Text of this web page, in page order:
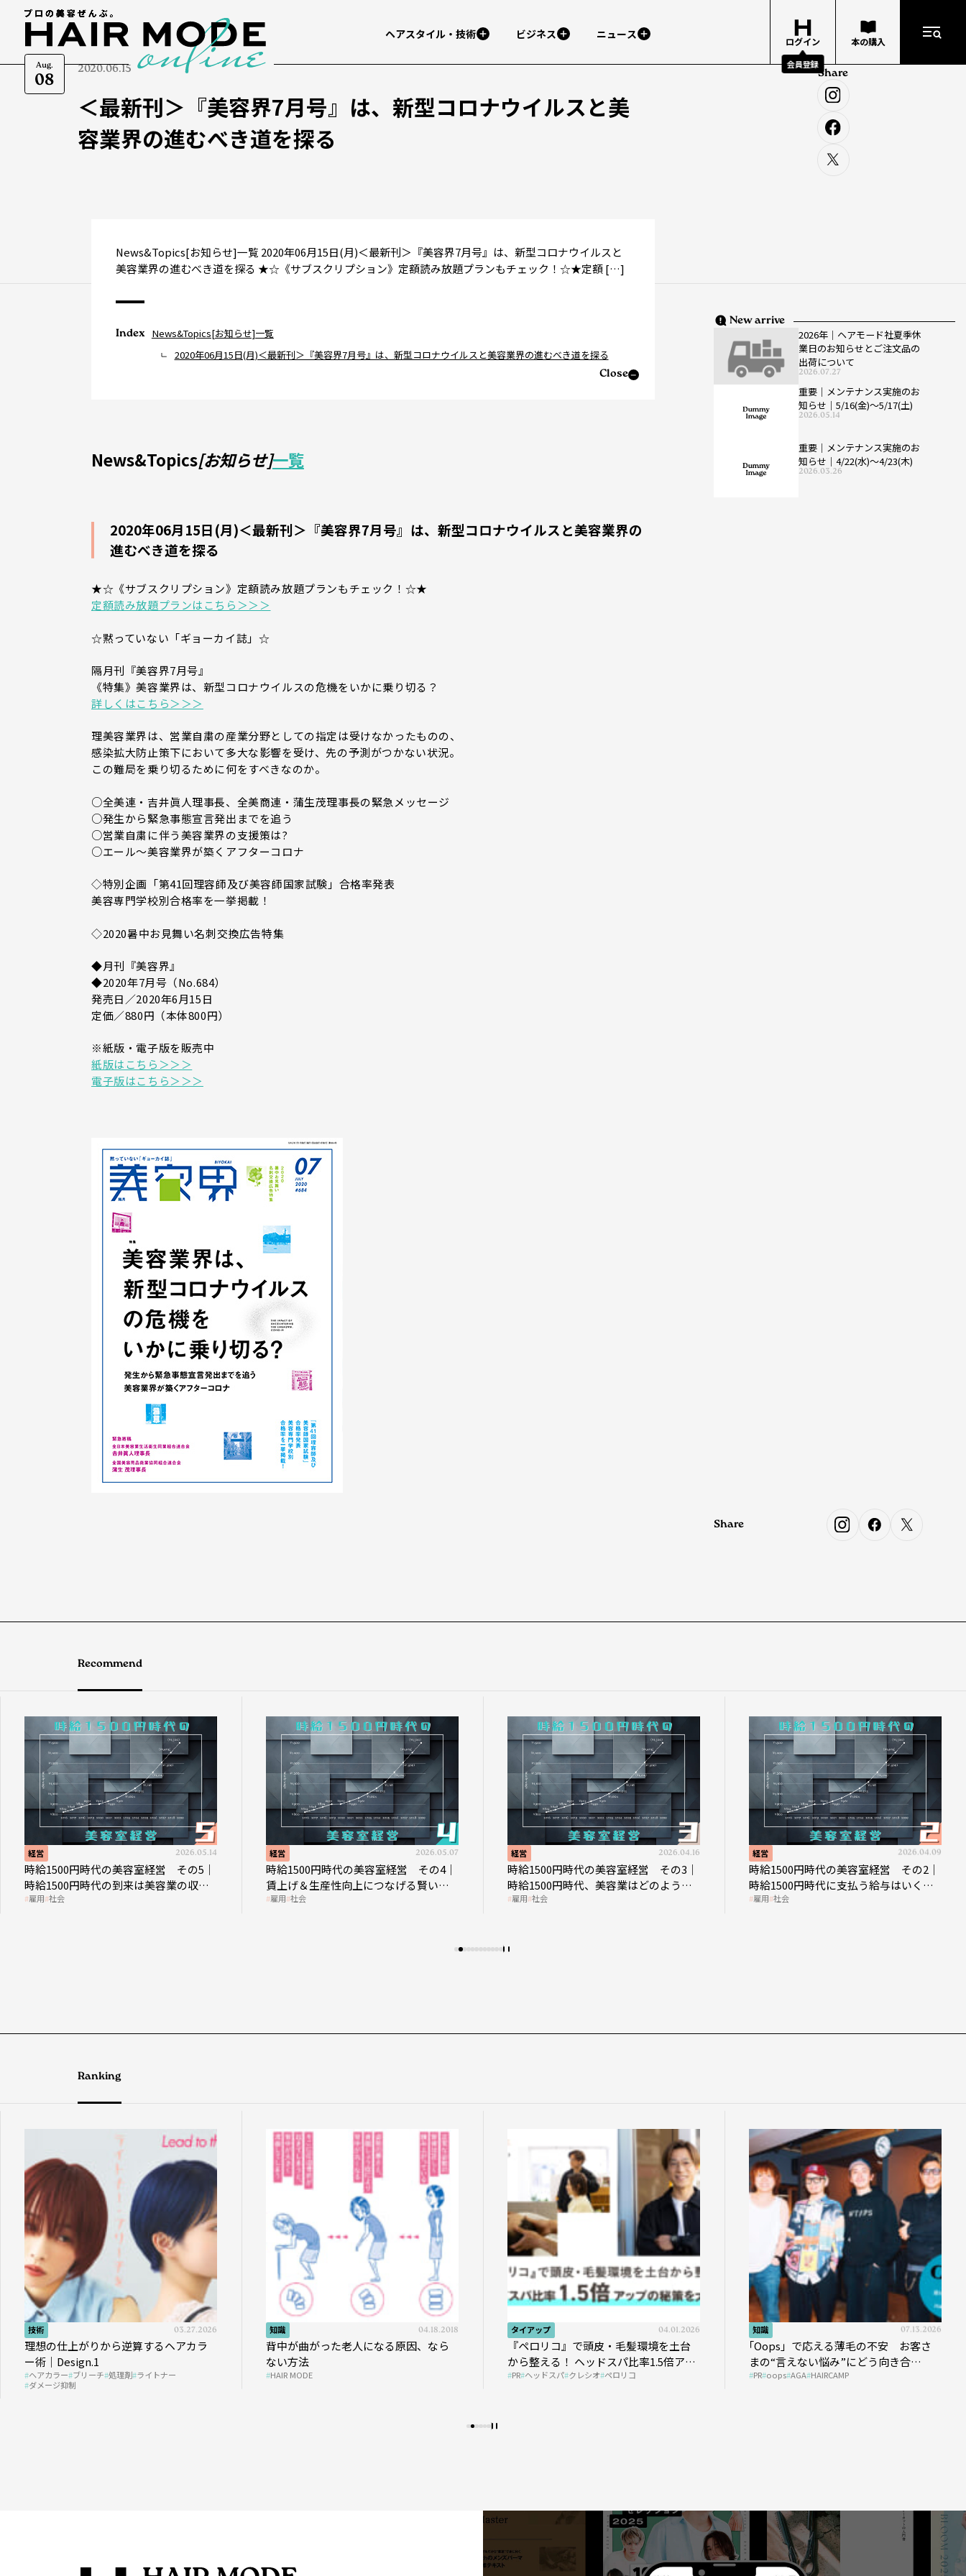
Aug.
08
ヘアスタイル・技術 ビジネス ニュース
ログイン
会員登録
本の購入
2020.06.15
＜最新刊＞『美容界7月号』は、新型コロナウイルスと美
容業界の進むべき道を探る
Share
News&Topics[お知らせ]一覧 2020年06月15日(月)＜最新刊＞『美容界7月号』は、新型コロナウイルスと
美容業界の進むべき道を探る ★☆《サブスクリプション》定額読み放題プランもチェック！☆★定額 […]
Index
Close
News&Topics[お知らせ]一覧
2020年06月15日(月)＜最新刊＞『美容界7月号』は、新型コロナウイルスと美容業界の進むべき道を探る
News&Topics[お知らせ]一覧
2020年06月15日(月)＜最新刊＞『美容界7月号』は、新型コロナウイルスと美容業界の
進むべき道を探る
★☆《サブスクリプション》定額読み放題プランもチェック！☆★
定額読み放題プランはこちら＞＞＞
☆黙っていない「ギョーカイ誌」☆
隔月刊『美容界7月号』
《特集》美容業界は、新型コロナウイルスの危機をいかに乗り切る？
詳しくはこちら＞＞＞
理美容業界は、営業自粛の産業分野としての指定は受けなかったものの、
感染拡大防止策下において多大な影響を受け、先の予測がつかない状況。
この難局を乗り切るために何をすべきなのか。
○全美連・吉井眞人理事長、全美商連・蒲生茂理事長の緊急メッセージ
○発生から緊急事態宣言発出までを追う
○営業自粛に伴う美容業界の支援策は?
○エール～美容業界が築くアフターコロナ
◇特別企画「第41回理容師及び美容師国家試験」合格率発表
美容専門学校別合格率を一挙掲載！
◇2020暑中お見舞い名刺交換広告特集
◆月刊『美容界』
◆2020年7月号（No.684）
発売日／2020年6月15日
定価／880円（本体800円）
※紙版・電子版を販売中
紙版はこちら＞＞＞
電子版はこちら＞＞＞
New arrive
2026年｜ヘアモード社夏季休
業日のお知らせとご注文品の
出荷について
2026.07.27
重要｜メンテナンス実施のお
知らせ｜5/16(金)〜5/17(土)
2026.05.14
重要｜メンテナンス実施のお
知らせ｜4/22(水)〜4/23(木)
2026.03.26
Share
Recommend
経営 2026.05.14
時給1500円時代の美容室経営 その5｜
時給1500円時代の到来は美容業の収益
構造を見直す契機
雇用 社会
経営 2026.05.07
時給1500円時代の美容室経営 その4｜
賃上げ＆生産性向上につなげる賢い助
成金活用
雇用 社会
経営 2026.04.16
時給1500円時代の美容室経営 その3｜
時給1500円時代、美容業はどのような
影響を受けるのか？
雇用 社会
経営 2026.04.09
時給1500円時代の美容室経営 その2｜
時給1500円時代に支払う給与はいくら
なのか
雇用 社会
Ranking
技術 03.27.2026
理想の仕上がりから逆算するヘアカラ
ー術｜Design.1
ヘアカラー ブリーチ 処理剤 ライトナー
ダメージ抑制
知識 04.18.2018
背中が曲がった老人になる原因、なら
ない方法
HAIR MODE
タイアップ 04.01.2026
『ペロリコ』で頭皮・毛髪環境を土台
から整える！ ヘッドスパ比率1.5倍アッ
プの秘策を大公開
PR ヘッドスパ クレシオ ペロリコ
知識 07.13.2026
｢Oops」で応える薄毛の不安 お客さ
まの“言えない悩み”にどう向き合
う？ ＃01
PR oops AGA HAIRCAMP